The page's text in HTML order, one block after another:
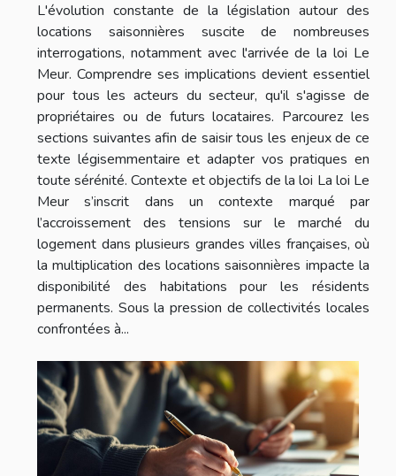
L'évolution constante de la législation autour des
locations saisonnières suscite de nombreuses
interrogations, notamment avec l'arrivée de la loi Le
Meur. Comprendre ses implications devient essentiel
pour tous les acteurs du secteur, qu'il s'agisse de
propriétaires ou de futurs locataires. Parcourez les
sections suivantes afin de saisir tous les enjeux de ce
texte légisemmentaire et adapter vos pratiques en
toute sérénité. Contexte et objectifs de la loi La loi Le
Meur s’inscrit dans un contexte marqué par
l’accroissement des tensions sur le marché du
logement dans plusieurs grandes villes françaises, où
la multiplication des locations saisonnières impacte la
disponibilité des habitations pour les résidents
permanents. Sous la pression de collectivités locales
confrontées à...